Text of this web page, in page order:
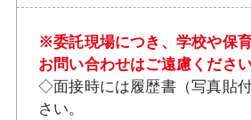
※委託現場につき、学校や保
お問い合わせはご遠慮くださ
◇面接時には履歴書（写真貼
さい。